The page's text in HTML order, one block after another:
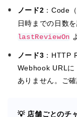
ノード2 ：Code
日時までの日数
lastReviewOn
ノード3 ：HTTP
Webhook URL
ありません。ご
💡 店舗ごとのチ